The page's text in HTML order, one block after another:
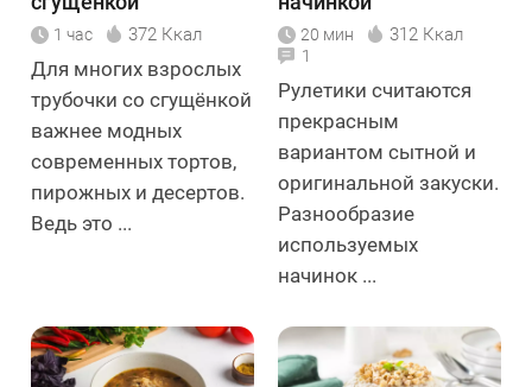
1 час 372 Ккал
Для многих взрослых
трубочки со сгущёнкой
важнее модных
современных тортов,
пирожных и десертов.
Ведь это ...
20 мин 312 Ккал
1
Рулетики считаются
прекрасным
вариантом сытной и
оригинальной закуски.
Разнообразие
используемых
начинок ...